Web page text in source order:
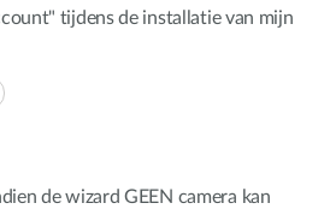
tijdens de installatie van mijn
de wizard GEEN camera kan